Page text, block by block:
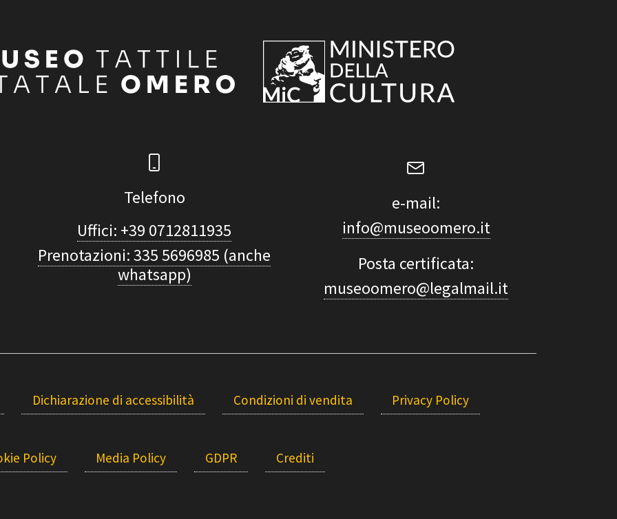
Telefono
Uffici: +39 0712811935
Prenotazioni: 335 5696985 (anche
whatsapp)
e-mail:
info@museoomero.it
Posta certificata:
museoomero@legalmail.it
Dichiarazione di accessibilità Condizioni di vendita Privacy Policy
Policy Media Policy GDPR Crediti